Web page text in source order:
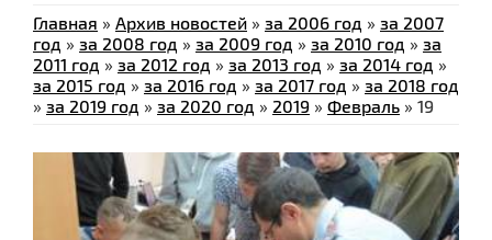
Главная » Архив новостей » за 2006 год » за 2007
год » за 2008 год » за 2009 год » за 2010 год » за
2011 год » за 2012 год » за 2013 год » за 2014 год »
за 2015 год » за 2016 год » за 2017 год » за 2018 год
» за 2019 год » за 2020 год » 2019 » Февраль » 19